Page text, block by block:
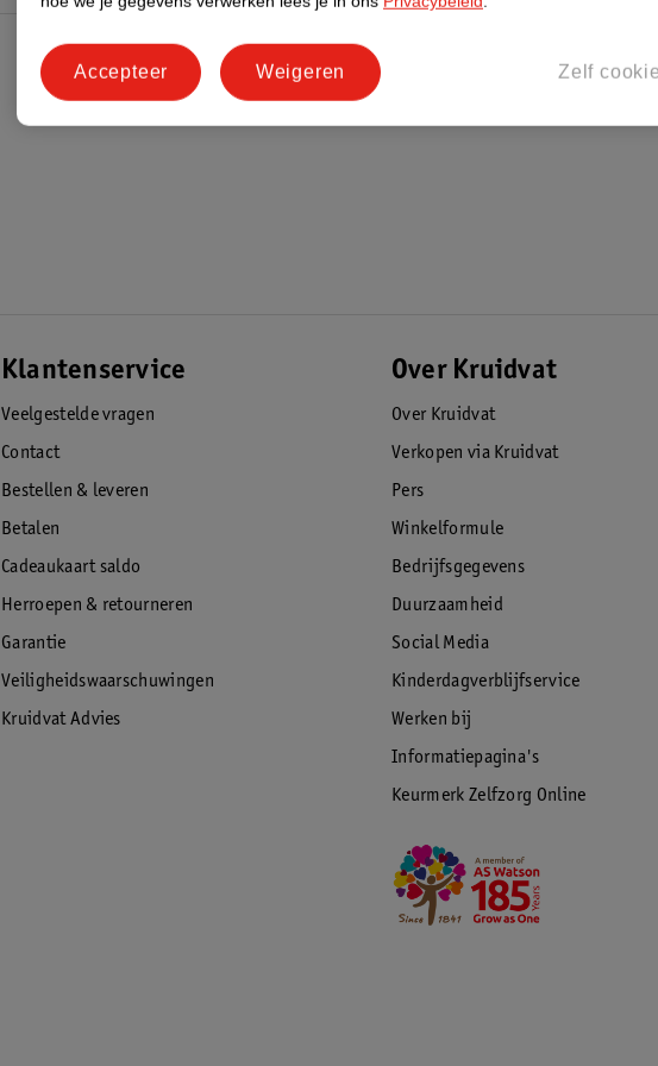
Klantenservice
Veelgestelde vragen
Contact
Bestellen & leveren
Betalen
Cadeaukaart saldo
Herroepen & retourneren
Garantie
Veiligheidswaarschuwingen
Kruidvat Advies
Over Kruidvat
Over Kruidvat
Verkopen via Kruidvat
Pers
Winkelformule
Bedrijfsgegevens
Duurzaamheid
Social Media
Kinderdagverblijfservice
Werken bij
Informatiepagina's
Keurmerk Zelfzorg Online
Zelf
Weigeren
Accepteer